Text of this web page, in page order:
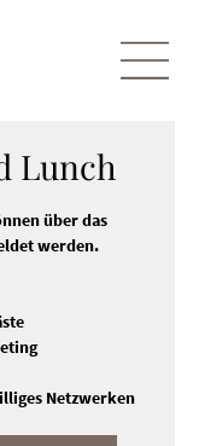
Lunch
über das
werden.
Netzwerken